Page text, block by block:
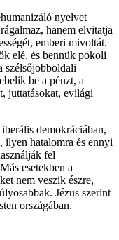
nyelvet
hanem elvitatja
emberi mivoltát.
elé, és bennük pokoli
szélsőjobboldali
be a pénzt, a
juttatásokat, evilági
demokráciában,
ilyen hatalomra és ennyi
fel
esetekben a
nem veszik észre,
Jézus szerint
országában.